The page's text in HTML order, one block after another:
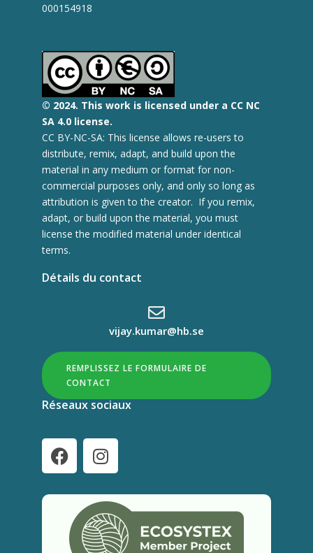
000154918
© 2024. This work is licensed under a CC NC
SA 4.0 license.
CC BY-NC-SA: This license allows re-users to
distribute, remix, adapt, and build upon the
material in any medium or format for non-
commercial purposes only, and only so long as
attribution is given to the creator. If you remix,
adapt, or build upon the material, you must
license the modified material under identical
terms.
Détails du contact
vijay.kumar@hb.se
REMPLISSEZ LE FORMULAIRE DE
CONTACT
Réseaux sociaux